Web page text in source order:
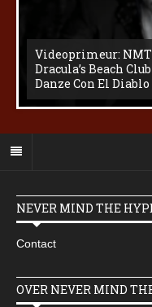
Videoprimeur:
Dracula’s Beach
Danze Con El Diablo
NEVER MIND THE
Contact
OVER NEVER MIND